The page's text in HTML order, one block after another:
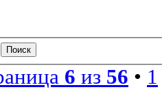
6 из 56 • 1